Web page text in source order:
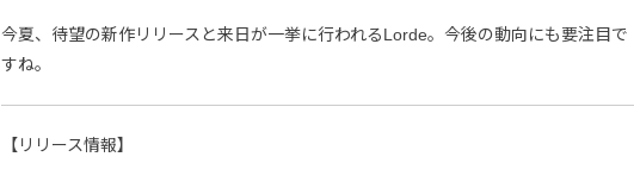
今夏、待望の新作リリースと来日が一挙に行われるLorde。今後の動向にも要注目で
すね。
【リリース情報】